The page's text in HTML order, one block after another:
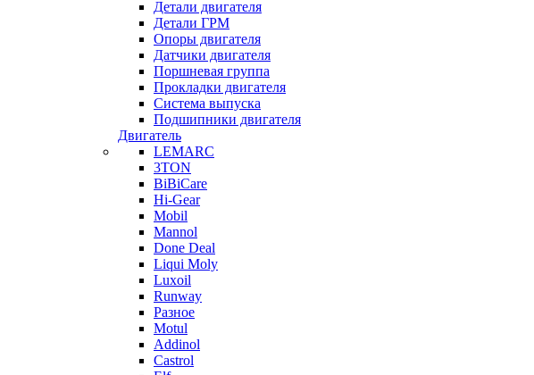
Детали двигателя
Детали ГРМ
Опоры двигателя
Датчики двигателя
Поршневая группа
Прокладки двигателя
Система выпуска
Подшипники двигателя
Двигатель
LEMARC
3TON
BiBiCare
Hi-Gear
Mobil
Mannol
Done Deal
Liqui Moly
Luxoil
Runway
Разное
Motul
Addinol
Castrol